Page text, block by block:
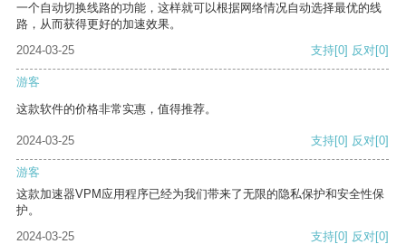
一个自动切换线路的功能，这样就可以根据网络情况自动选择最优的线
路，从而获得更好的加速效果。
2024-03-25
支持[0] 反对[0]
游客
这款软件的价格非常实惠，值得推荐。
2024-03-25 支持[0] 反对[0]
游客
这款加速器VPM应用程序已经为我们带来了无限的隐私保护和安全性保
护。
2024-03-25
支持[0] 反对[0]